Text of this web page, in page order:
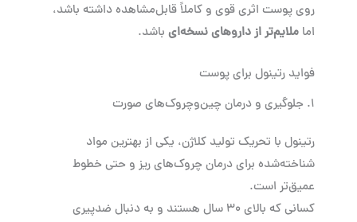
روی پوست اثری قوی و کاملاً قابل‌مشاهده داشته باشد،
اماملایم‌تر از داروهای نسخه‌ای باشد.
فواید رتینول برای پوست
۱. جلوگیری و درمان چین‌وچروک‌های صورت
رتینول با تحریک تولید کلاژن، یکی از بهترین مواد
شناخته‌شده برای درمان چروک‌های ریز و حتی خطوط
عمیق‌تر است.
کسانی که بالای ۳۰ سال هستند و به دنبال ضدپیری